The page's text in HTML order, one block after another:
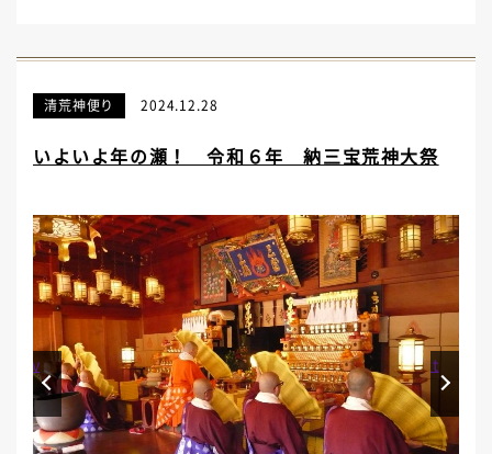
清荒神便り 2024.12.28
いよいよ年の瀬！ 令和６年 納三宝荒神大祭
Prev Next